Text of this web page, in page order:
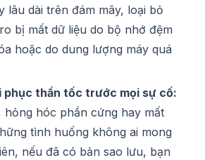
lâu dài trên đám mây, loại bỏ
bị mất dữ liệu do bộ nhớ đệm
hoặc do dung lượng máy quá
phục thần tốc trước mọi sự cố:
hỏng hóc phần cứng hay mất
tình huống không ai mong
nếu đã có bản sao lưu, bạn